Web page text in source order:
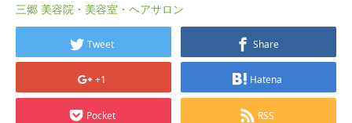
三郷 美容院・美容室・ヘアサロン
Tweet Share
+1 Hatena
Pocket RSS